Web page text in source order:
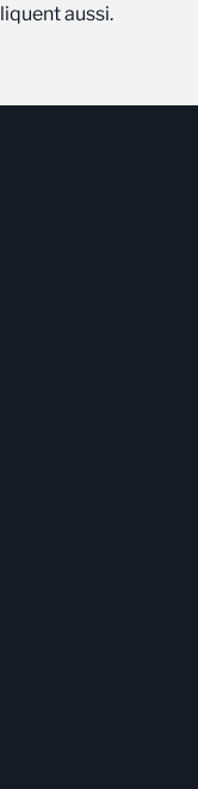
aussi.